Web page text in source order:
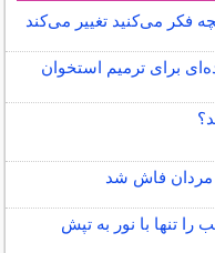
فکر می‌کنید تغییر می‌کند
برای ترمیم استخوان
مردان فاش شد
تنها با نور به تپش